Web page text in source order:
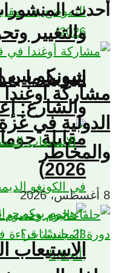
سونكو بين
والشارع:
مقابلة
2026)
والتغيير
اثيوبيا ما
أحدث
مشاركة
الدولية في
والمخاطر
8 أغسطس، 2026